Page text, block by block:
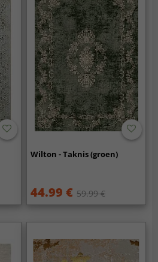
Wilton - Taknis (groen)
44.99 € 59.99 €